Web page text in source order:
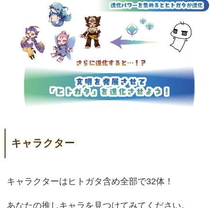
キャラクター
キャラクターはヒトガタ含め全部で32体！
あなたの推しキャラを見つけてみてください。